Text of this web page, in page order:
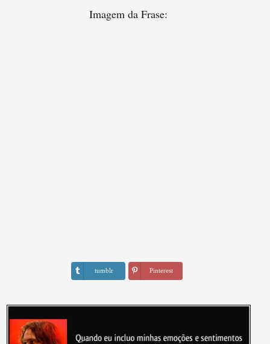
Imagem da Frase:
tumblr Pinterest